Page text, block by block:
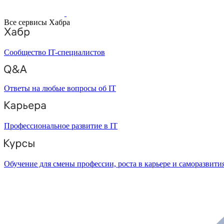
Все сервисы Хабра
Сообщество IT-специалистов
Ответы на любые вопросы об IT
Профессиональное развитие в IT
Обучение для смены профессии, роста в карьере и